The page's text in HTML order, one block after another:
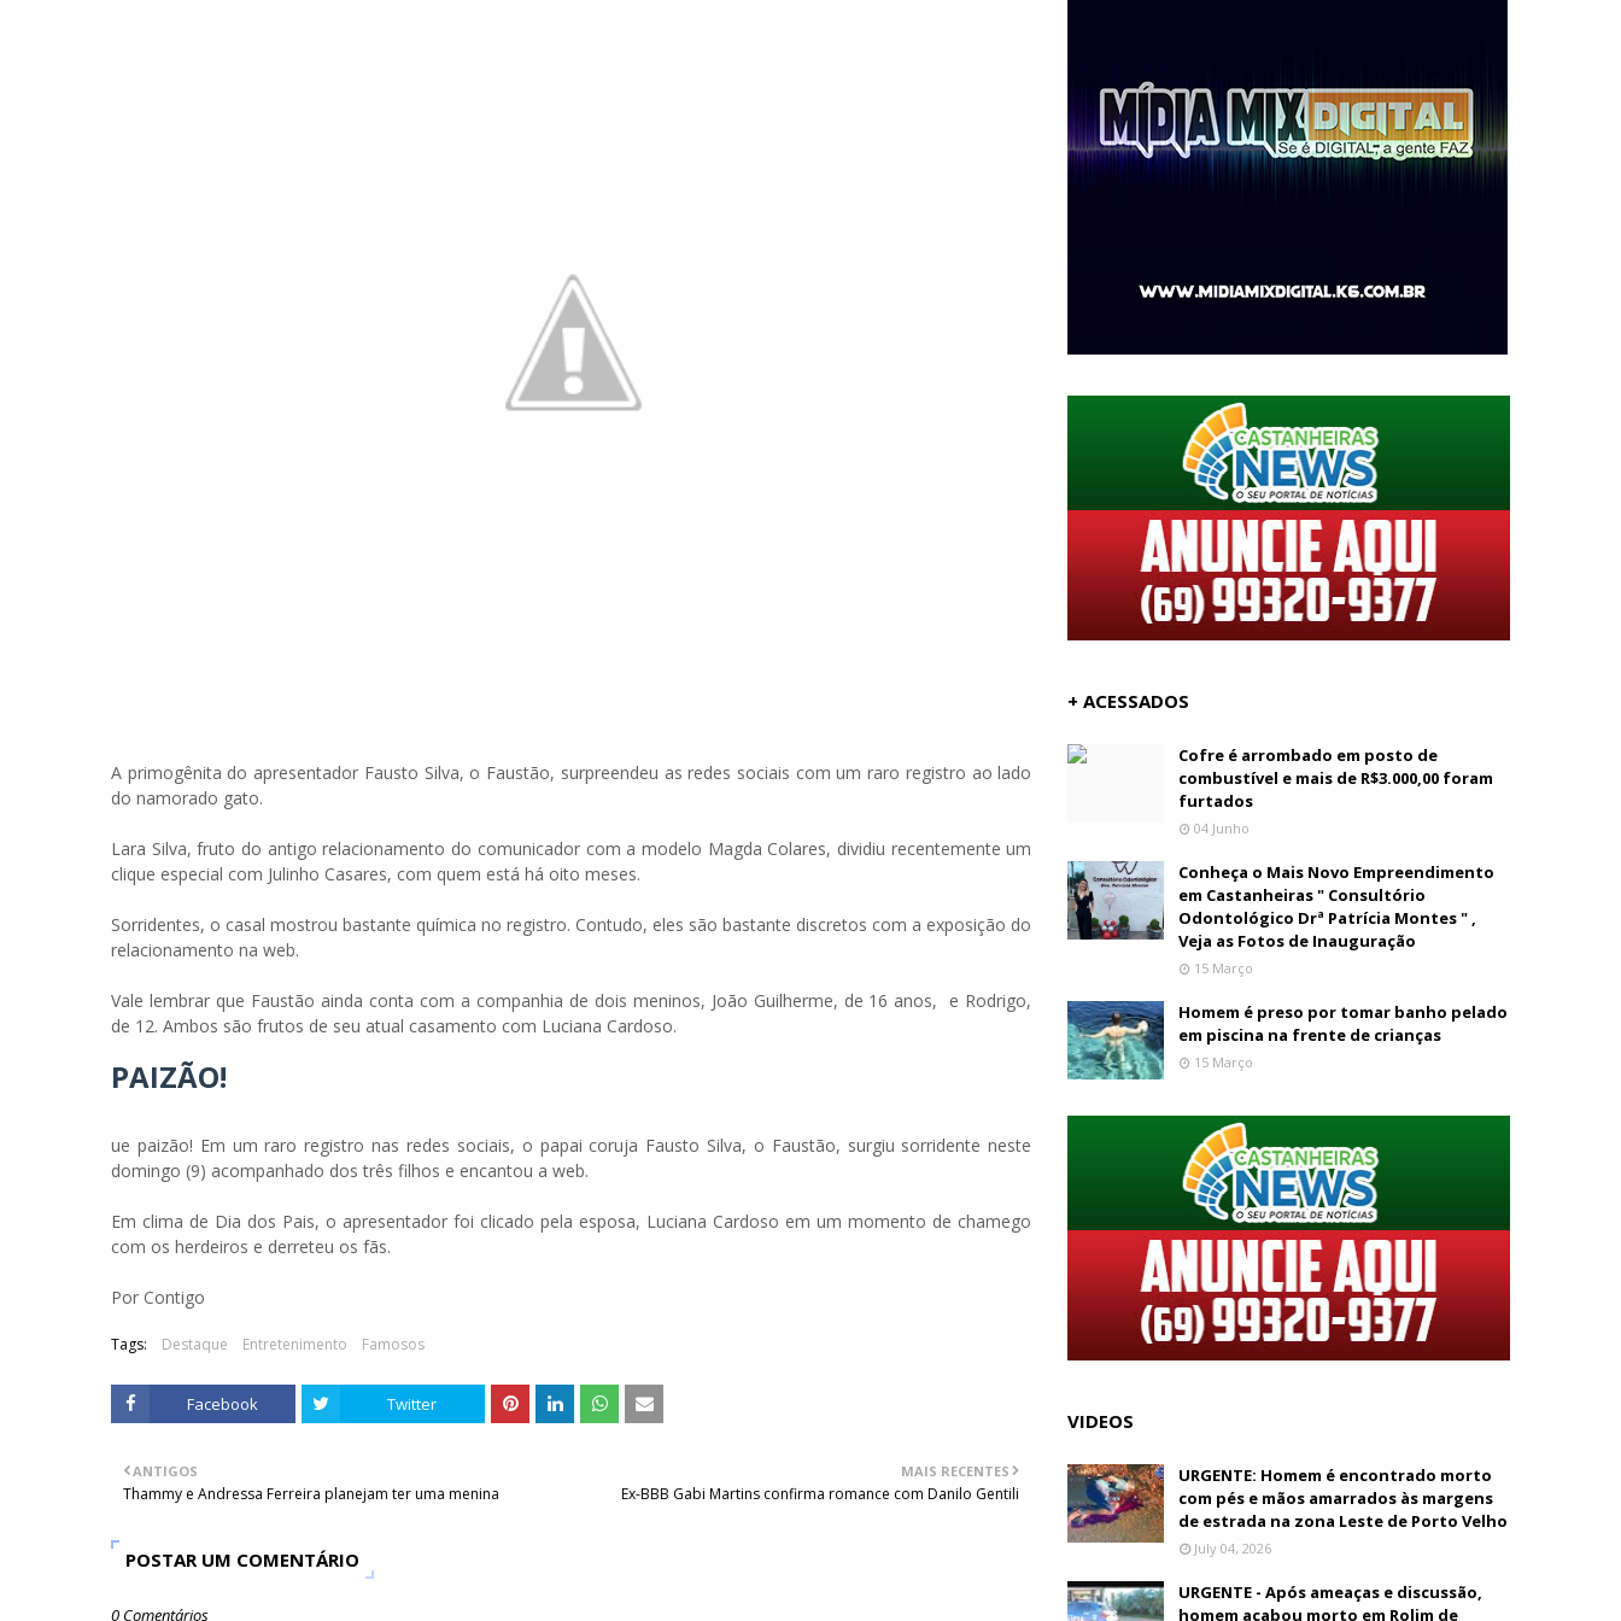
A primogênita do apresentador Fausto Silva, o Faustão, surpreendeu as redes sociais com um raro registro ao lado
do namorado gato.
Lara Silva, fruto do antigo relacionamento do comunicador com a modelo Magda Colares, dividiu recentemente um
clique especial com Julinho Casares, com quem está há oito meses.
Sorridentes, o casal mostrou bastante química no registro. Contudo, eles são bastante discretos com a exposição do
relacionamento na web.
Vale lembrar que Faustão ainda conta com a companhia de dois meninos, João Guilherme, de 16 anos, e Rodrigo,
de 12. Ambos são frutos de seu atual casamento com Luciana Cardoso.
PAIZÃO!
ue paizão! Em um raro registro nas redes sociais, o papai coruja Fausto Silva, o Faustão, surgiu sorridente neste
domingo (9) acompanhado dos três filhos e encantou a web.
Em clima de Dia dos Pais, o apresentador foi clicado pela esposa, Luciana Cardoso em um momento de chamego
com os herdeiros e derreteu os fãs.
Por Contigo
Tags: Destaque Entretenimento Famosos
Facebook Twitter
MAIS RECENTES
Ex-BBB Gabi Martins confirma romance com Danilo Gentili
ANTIGOS
Thammy e Andressa Ferreira planejam ter uma menina
POSTAR UM COMENTÁRIO
0 Comentários
+ ACESSADOS
Cofre é arrombado em posto de
combustível e mais de R$3.000,00 foram
furtados
04 Junho
Conheça o Mais Novo Empreendimento
em Castanheiras " Consultório
Odontológico Drª Patrícia Montes " ,
Veja as Fotos de Inauguração
15 Março
Homem é preso por tomar banho pelado
em piscina na frente de crianças
15 Março
VIDEOS
URGENTE: Homem é encontrado morto
com pés e mãos amarrados às margens
de estrada na zona Leste de Porto Velho
July 04, 2026
URGENTE - Após ameaças e discussão,
homem acabou morto em Rolim de